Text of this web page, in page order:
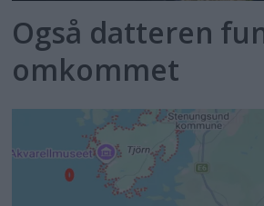
Også datteren
omkommet